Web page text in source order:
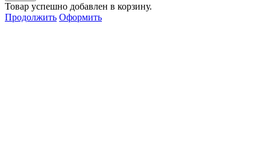
Товар успешно добавлен в корзину.
Продолжить Оформить